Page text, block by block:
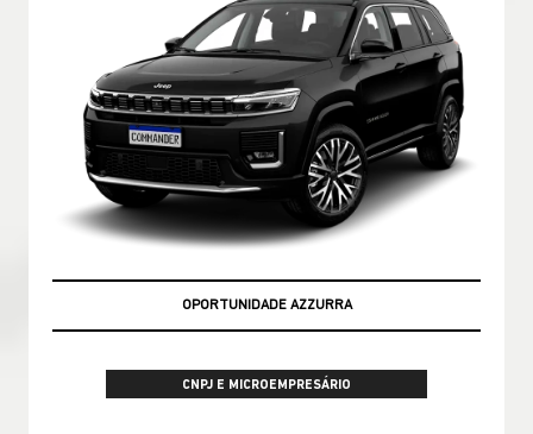
OPORTUNIDADE AZZURRA
CNPJ E MICROEMPRESÁRIO